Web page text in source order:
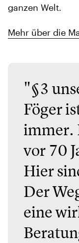
ganzen Welt.
Mehr über die
"§3
Föger
immer.
vor 70
Hier
Der
eine